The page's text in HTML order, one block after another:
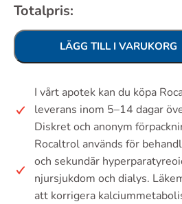
Totalpris:
LÄGG TILL I VARUKORG
I vårt apotek kan du köpa
leverans inom 5–14 dagar
Diskret och anonym
Rocaltrol används för
och sekundär
njursjukdom och dialys.
att korrigera